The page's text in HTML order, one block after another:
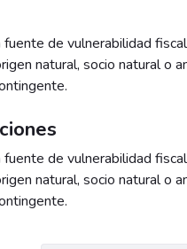
de vulnerabilidad
natural, socio natural o
de vulnerabilidad
natural, socio natural o